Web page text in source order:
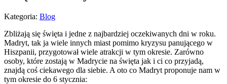
Kategoria: Blog
Zbliżają się święta i jedne z najbardziej oczekiwanych dni w roku.
Madryt, tak ja wiele innych miast pomimo kryzysu panującego w
Hiszpanii, przygotował wiele atrakcji w tym okresie. Zarówno
osoby, które zostają w Madrycie na święta jak i ci co przyjadą,
znajdą coś ciekawego dla siebie. A oto co Madryt proponuje nam w
tym okresie do 6 stycznia: